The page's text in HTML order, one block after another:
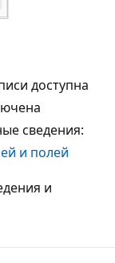
доступна
сведения:
и полей
и